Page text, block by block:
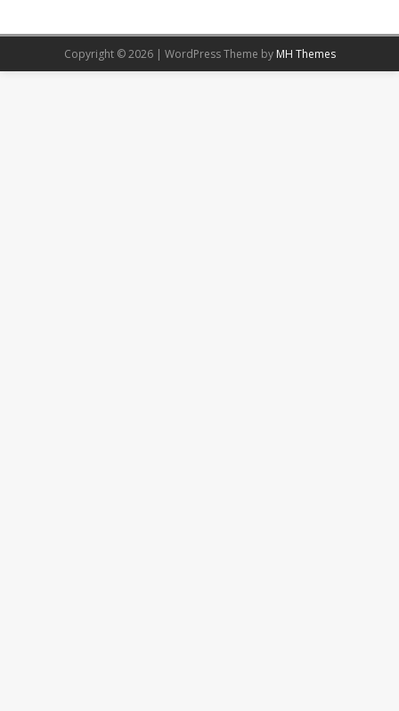
Copyright © 2026 | WordPress Theme by MH Themes